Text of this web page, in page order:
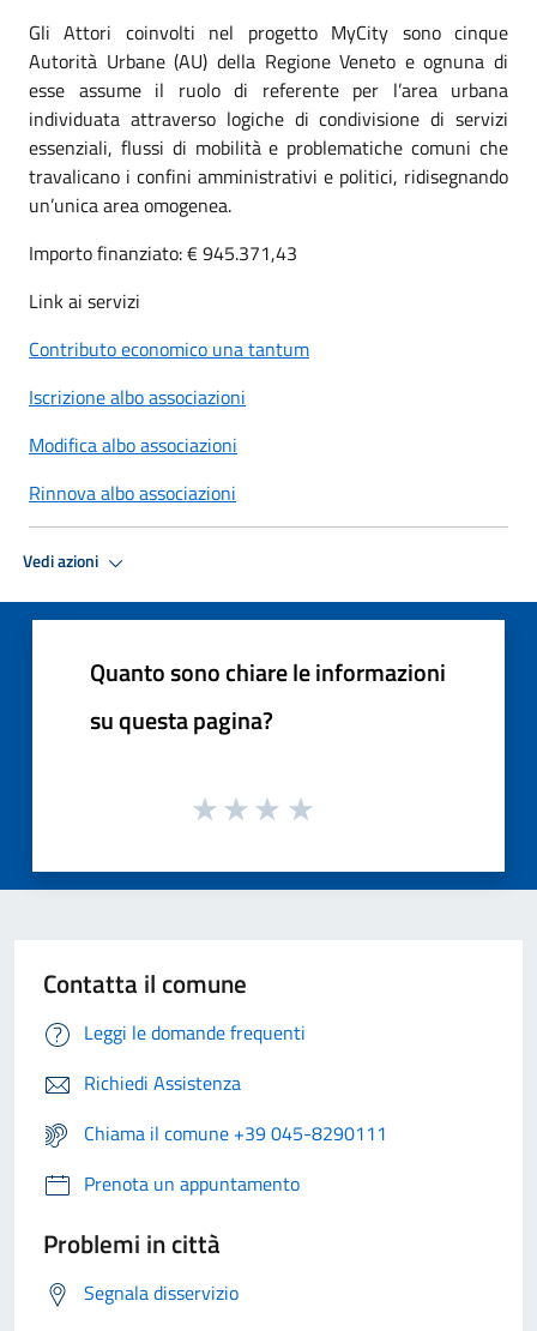
Gli Attori coinvolti nel progetto MyCity sono cinque
Autorità Urbane (AU) della Regione Veneto e ognuna di
esse assume il ruolo di referente per l’area urbana
individuata attraverso logiche di condivisione di servizi
essenziali, flussi di mobilità e problematiche comuni che
travalicano i confini amministrativi e politici, ridisegnando
un’unica area omogenea.
Importo finanziato: € 945.371,43
Link ai servizi
Contributo economico una tantum
Iscrizione albo associazioni
Modifica albo associazioni
Rinnova albo associazioni
Vedi azioni
Quanto sono chiare le informazioni
su questa pagina?
Contatta il comune
Leggi le domande frequenti
Richiedi Assistenza
Chiama il comune +39 045-8290111
Prenota un appuntamento
Problemi in città
Segnala disservizio